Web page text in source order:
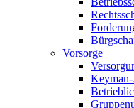
Vorsorge